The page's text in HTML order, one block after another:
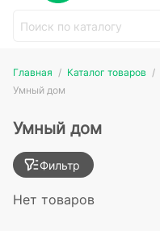
Главная Каталог товаров
Умный дом
Умный дом
Фильтр
Нет товаров